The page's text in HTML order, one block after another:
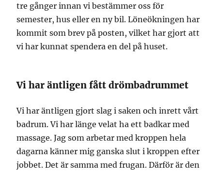
tre gånger innan vi bestämmer oss för
semester, hus eller en ny bil. Löneökningen har
kommit som brev på posten, vilket har gjort att
vi har kunnat spendera en del på huset.
Vi har äntligen fått drömbadrummet
Vi har äntligen gjort slag i saken och inrett vårt
badrum. Vi har länge velat ha ett badkar med
massage. Jag som arbetar med kroppen hela
dagarna känner mig ganska slut i kroppen efter
jobbet. Det är samma med frugan. Därför är den